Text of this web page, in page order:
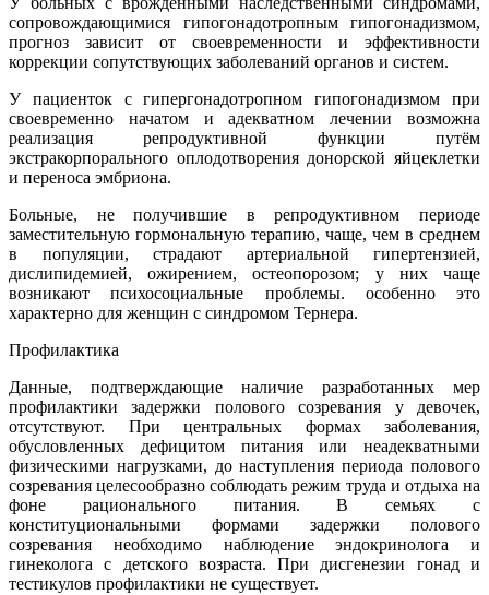
сопровождающимися гипогонадотропным гипогонадизмом,
прогноз зависит от своевременности и эффективности
коррекции сопутствующих заболеваний органов и систем.
У пациенток с гипергонадотропном гипогонадизмом при
своевременно начатом и адекватном лечении возможна
реализация репродуктивной функции путём
экстракорпорального оплодотворения донорской яйцеклетки
и переноса эмбриона.
Больные, не получившие в репродуктивном периоде
заместительную гормональную терапию, чаще, чем в среднем
в популяции, страдают артериальной гипертензией,
дислипидемией, ожирением, остеопорозом; у них чаще
возникают психосоциальные проблемы. особенно это
характерно для женщин с синдромом Тернера.
Профилактика
Данные, подтверждающие наличие разработанных мер
профилактики задержки полового созревания у девочек,
отсутствуют. При центральных формах заболевания,
обусловленных дефицитом питания или неадекватными
физическими нагрузками, до наступления периода полового
созревания целесообразно соблюдать режим труда и отдыха на
фоне рационального питания. В семьях с
конституциональными формами задержки полового
созревания необходимо наблюдение эндокринолога и
гинеколога с детского возраста. При дисгенезии гонад и
тестикулов профилактики не существует.